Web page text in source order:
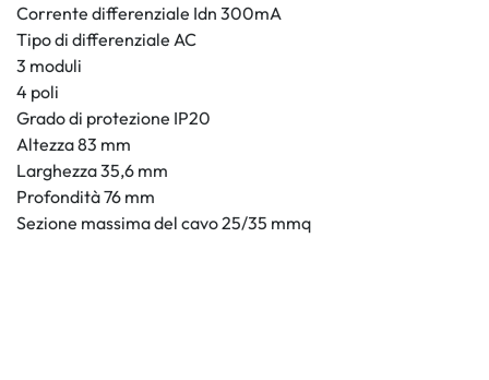
Corrente differenziale Idn 300mA
Tipo di differenziale AC
3 moduli
4 poli
Grado di protezione IP20
Altezza 83 mm
Larghezza 35,6 mm
Profondità 76 mm
Sezione massima del cavo 25/35 mmq